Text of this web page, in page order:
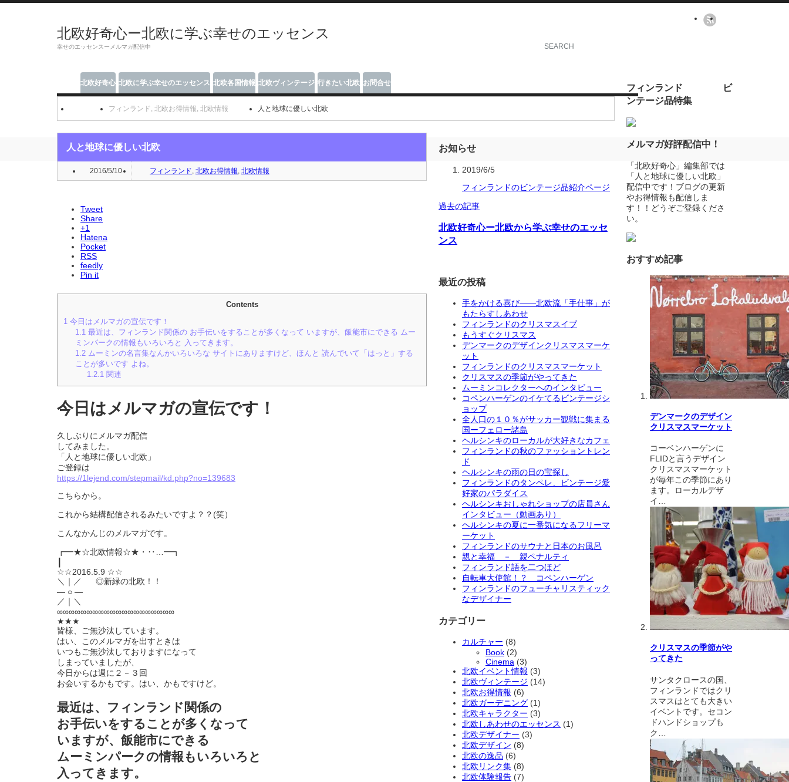
北欧好奇心ー北欧に学ぶ幸せのエッセンス
幸せのエッセンスーメルマガ配信中
北欧好奇心 北欧に学ぶ幸せのエッセンス 北欧各国情報 北欧ヴィンテージ 行きたい北欧 お問合せ
フィンランド , 北欧お得情報, 北欧情報 人と地球に優しい北欧
人と地球に優しい北欧
2016/5/10 フィンランド, 北欧お得情報, 北欧情報
Tweet
Share
+1
Hatena
Pocket
RSS
feedly
Pin it
Contents
1 今日はメルマガの宣伝です！
1.1最近は、フィンランド関係の お手伝いをすることが多くなって いますが、飯能市にできる ムー
ミンパークの情報もいろいろと 入ってきます。
1.2ムーミンの名言集なんかいろいろな サイトにありますけど、ほんと 読んでいて「はっと」する
ことが多いです よね。
1.2.1関連
今日はメルマガの宣伝です！
久しぶりにメルマガ配信
してみました。
「人と地球に優しい北欧」
ご登録は
https://1lejend.com/stepmail/kd.php?no=139683
こちらから。
これから結構配信されるみたいですよ？？(笑）
こんなかんじのメルマガです。
┏━★☆北欧情報☆★・‥…━┓
☆☆2016.5.9 ☆☆
＼｜／ ◎新緑の北欧！！
― ○ ―
／｜＼
∞∞∞∞∞∞∞∞∞∞∞∞∞∞∞∞∞∞∞∞
★★★
皆様、ご無沙汰しています。
はい、このメルマガを出すときは
いつもご無沙汰しておりますになって
しまっていましたが、
今日からは週に２－３回
お会いするかもです。はい、かもですけど。
最近は、フィンランド関係の
お手伝いをすることが多くなって
いますが、飯能市にできる
ムーミンパークの情報もいろいろと
入ってきます。
お知らせ
2019/6/5
フィンランドのビンテージ品紹介ページ
過去の記事
北欧好奇心ー北欧から学ぶ幸せのエッセ
ンス
最近の投稿
手をかける喜び——北欧流「手仕事」が
もたらすしあわせ
フィンランドのクリスマスイブ
もうすぐクリスマス
デンマークのデザインクリスマスマーケ
ット
フィンランドのクリスマスマーケット
クリスマスの季節がやってきた
ムーミンコレクターへのインタビュー
コペンハーゲンのイケてるビンテージシ
ョップ
全人口の１０％がサッカー観戦に集まる
国ーフェロー諸島
ヘルシンキのローカルが大好きなカフェ
フィンランドの秋のファッショントレン
ド
ヘルシンキの雨の日の宝探し
フィンランドのタンペレ、ビンテージ愛
好家のパラダイス
ヘルシンキおしゃれショップの店員さん
インタビュー（動画あり）
ヘルシンキの夏に一番気になるフリーマ
ーケット
フィンランドのサウナと日本のお風呂
親と幸福 － 親ペナルティ
フィンランド語を二つほど
自転車大使館！？ コペンハーゲン
フィンランドのフューチャリスティック
なデザイナー
カテゴリー
カルチャー (8)
Book (2)
Cinema (3)
北欧イベント情報 (3)
北欧ヴィンテージ (14)
北欧お得情報 (6)
北欧ガーデニング (1)
北欧キャラクター (3)
北欧しあわせのエッセンス (1)
北欧デザイナー (3)
北欧デザイン (8)
北欧の逸品 (6)
北欧リンク集 (8)
北欧体験報告 (7)
フィンランド ビ
ンテージ品特集
メルマガ好評配信中！
「北欧好奇心」編集部では
「人と地球に優しい北欧」
配信中です！ブログの更新
やお得情報も配信しま
す！！どうぞご登録くださ
い。
おすすめ記事
デンマークのデザイン
クリスマスマーケット
コーベンハーゲンに
FLIDと言うデザイン
クリスマスマーケット
が毎年この季節にあり
ます。ローカルデザ
イ…
クリスマスの季節がや
ってきた
サンタクロースの国、
フィンランドではクリ
スマスはとても大きい
イベントです。セコン
ドハンドショップも
ク…